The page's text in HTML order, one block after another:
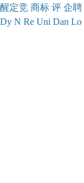
醒定竞 商标 评 企聘
Dy N Re Uni Dan Lo